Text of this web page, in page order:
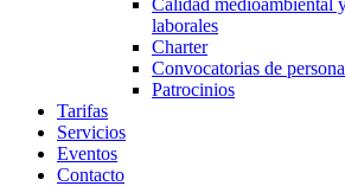
Calidad medioambiental
laborales
Charter
Convocatorias de
Patrocinios
Tarifas
Servicios
Eventos
Contacto